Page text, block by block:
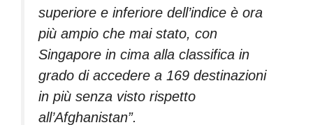
superiore e inferiore dell’indice è ora
più ampio che mai stato, con
Singapore in cima alla classifica in
grado di accedere a 169 destinazioni
in più senza visto rispetto
all’Afghanistan”.